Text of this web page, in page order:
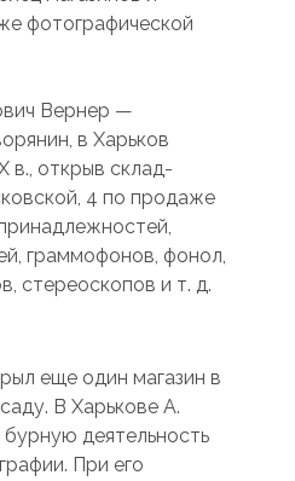
фотографической
Вернер —
в Харьков
в., открыв склад-
4 по продаже
граммофонов, фонол,
стереоскопов и т. д.
еще один магазин в
В Харькове А.
деятельность
При его